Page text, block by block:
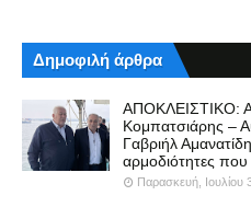
Δημοφιλή άρθρα
ΑΠΟΚΛΕΙΣΤΙΚΟ:
Κομπατσιάρης –
Γαβριήλ
αρμοδιότητες που
Παρασκευή, Ιουλίου